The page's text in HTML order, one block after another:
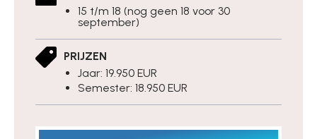
15 t/m 18 (nog geen 18 voor 30
september)
PRIJZEN
Jaar: 19.950 EUR
Semester: 18.950 EUR